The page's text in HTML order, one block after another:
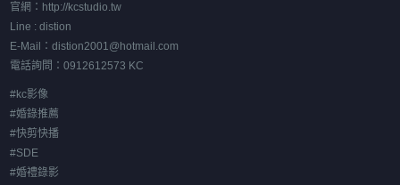
官網：http://kcstudio.tw
Line : distion
E-Mail：distion2001@hotmail.com
電話詢問：0912612573 KC
#kc影像
#婚錄推薦
#快剪快播
#SDE
#婚禮錄影